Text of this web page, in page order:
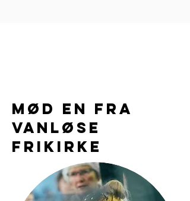
Mød en fra
Vanløse
Frikirke